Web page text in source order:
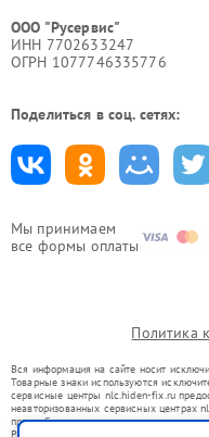
Мы принимаем
все формы оплаты
ООО "Русервис"
ИНН 7702633247
ОГРН 1077746335776
Поделиться в соц. сетях:
Политика
Вся информация на сайте носит
Товарные знаки используются
сервисные центры nlc.hiden-fix.ru
неавторизованных сервисных центрах
правообладателями товарных знаков